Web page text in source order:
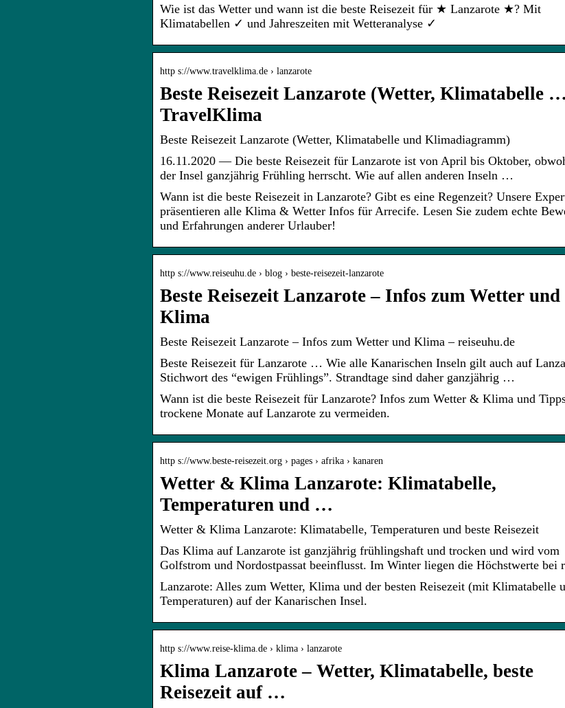
Wie ist das Wetter und wann ist die beste Reisezeit für ★ Lanzarote ★? Mit
Klimatabellen ✓ und Jahreszeiten mit Wetteranalyse ✓
http s://www.travelklima.de › lanzarote
Beste Reisezeit Lanzarote (Wetter, Klimatabelle
TravelKlima
Beste Reisezeit Lanzarote (Wetter, Klimatabelle und Klimadiagramm)
16.11.2020 — Die beste Reisezeit für Lanzarote ist von April bis Oktober,
der Insel ganzjährig Frühling herrscht. Wie auf allen anderen Inseln …
Wann ist die beste Reisezeit in Lanzarote? Gibt es eine Regenzeit? Unsere
präsentieren alle Klima & Wetter Infos für Arrecife. Lesen Sie zudem echte
und Erfahrungen anderer Urlauber!
http s://www.reiseuhu.de › blog › beste-reisezeit-lanzarote
Beste Reisezeit Lanzarote – Infos zum Wetter und
Klima
Beste Reisezeit Lanzarote – Infos zum Wetter und Klima – reiseuhu.de
Beste Reisezeit für Lanzarote … Wie alle Kanarischen Inseln gilt auch auf
Stichwort des “ewigen Frühlings”. Strandtage sind daher ganzjährig …
Wann ist die beste Reisezeit für Lanzarote? Infos zum Wetter & Klima und
trockene Monate auf Lanzarote zu vermeiden.
http s://www.beste-reisezeit.org › pages › afrika › kanaren
Wetter & Klima Lanzarote: Klimatabelle,
Temperaturen und …
Wetter & Klima Lanzarote: Klimatabelle, Temperaturen und beste Reisezeit
Das Klima auf Lanzarote ist ganzjährig frühlingshaft und trocken und wird vom
Golfstrom und Nordostpassat beeinflusst. Im Winter liegen die Höchstwerte
Lanzarote: Alles zum Wetter, Klima und der besten Reisezeit (mit Klimatabelle
Temperaturen) auf der Kanarischen Insel.
http s://www.reise-klima.de › klima › lanzarote
Klima Lanzarote – Wetter, Klimatabelle, beste
Reisezeit auf …